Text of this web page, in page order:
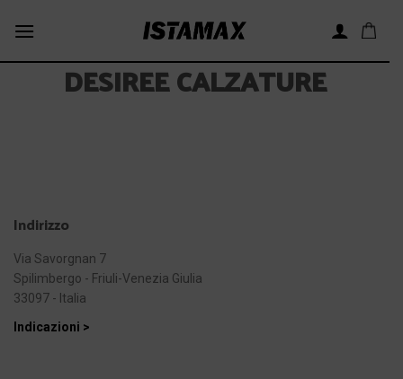
DESIREE CALZATURE
Indirizzo
Via Savorgnan 7
Spilimbergo - Friuli-Venezia Giulia
33097 - Italia
Indicazioni >